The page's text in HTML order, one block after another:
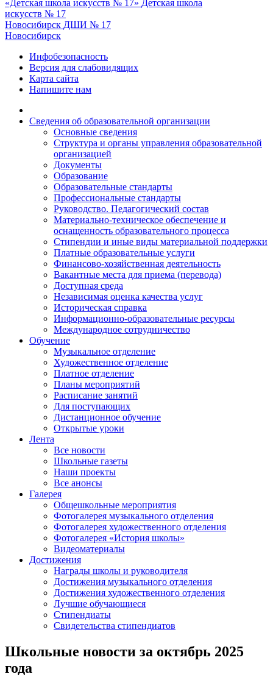
«Детская школа искусств № 17» Детская школа
искусств № 17
Новосибирск ДШИ № 17
Новосибирск
Инфобезопасность
Версия для слабовидящих
Карта сайта
Напишите нам
Сведения об образовательной организации
Основные сведения
Структура и органы управления образовательной
организацией
Документы
Образование
Образовательные стандарты
Профессиональные стандарты
Руководство. Педагогический состав
Материально-техническое обеспечение и
оснащенность образовательного процесса
Стипендии и иные виды материальной поддержки
Платные образовательные услуги
Финансово-хозяйственная деятельность
Вакантные места для приема (перевода)
Доступная среда
Независимая оценка качества услуг
Историческая справка
Информационно-образовательные ресурсы
Международное сотрудничество
Обучение
Музыкальное отделение
Художественное отделение
Платное отделение
Планы мероприятий
Расписание занятий
Для поступающих
Дистанционное обучение
Открытые уроки
Лента
Все новости
Школьные газеты
Наши проекты
Все анонсы
Галерея
Общешкольные мероприятия
Фотогалерея музыкального отделения
Фотогалерея художественного отделения
Фотогалерея «История школы»
Видеоматериалы
Достижения
Награды школы и руководителя
Достижения музыкального отделения
Достижения художественного отделения
Лучшие обучающиеся
Стипендиаты
Свидетельства стипендиатов
Школьные новости за октябрь 2025
года